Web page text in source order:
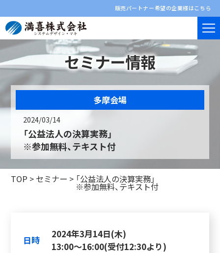
販売パートナー希望の企業様はこちら
セミナー情報
多摩会場
2024/03/14
「公益法人の決算実務」
※参加無料、テキスト付
TOP > セミナー > 「公益法人の決算実務」
※参加無料、テキスト付
日時
2024年3月14日(木)
13:00～16:00(受付12:30より)